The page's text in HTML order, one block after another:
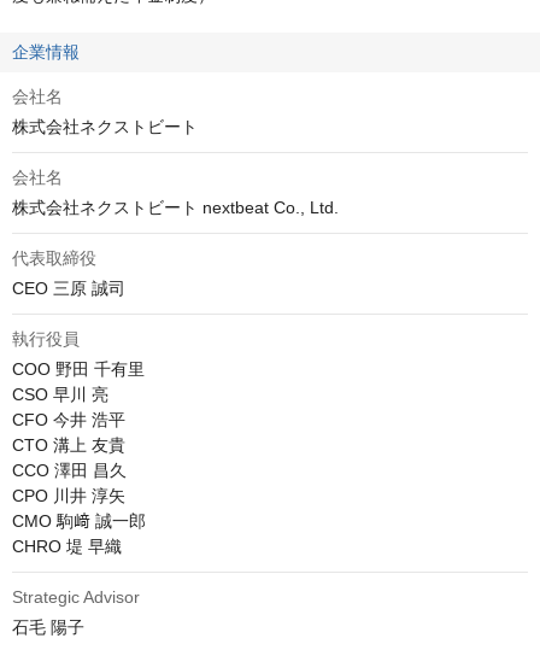
企業情報
会社名
株式会社ネクストビート
会社名
株式会社ネクストビート nextbeat Co., Ltd.
代表取締役
CEO 三原 誠司
執行役員
COO 野田 千有里
CSO 早川 亮
CFO 今井 浩平
CTO 溝上 友貴
CCO 澤田 昌久
CPO 川井 淳矢
CMO 駒﨑 誠一郎
CHRO 堤 早織
Strategic Advisor
石毛 陽子